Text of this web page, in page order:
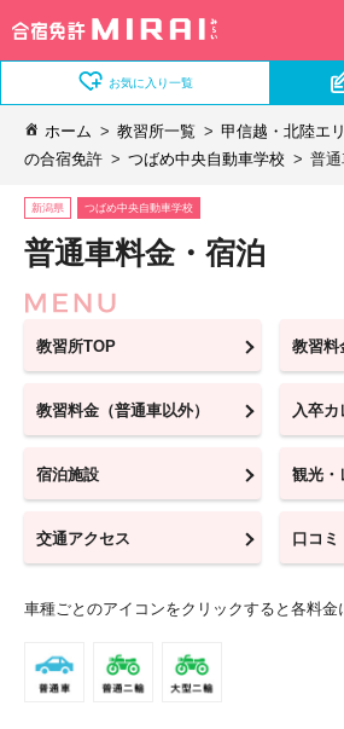
お気に入り一覧
ホーム 教習所一覧 甲信越・北陸エ
の合宿免許
つばめ中央自動車学校 普
新潟県 つばめ中央自動車学校
普通車料金・宿泊
教習所TOP 教習料
教習料金（普通車以外） 入卒カ
宿泊施設 観光・
交通アクセス 口コミ
車種ごとのアイコンをクリックすると各料金